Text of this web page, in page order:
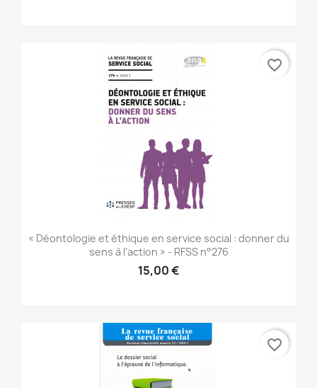
« Déontologie et éthique en service social : donner du
sens à l’action » - RFSS n°276
15,00 €
favorite_border
favorite_border